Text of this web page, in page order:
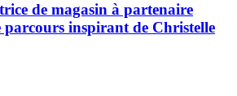
de magasin à partenaire
parcours inspirant de Christelle